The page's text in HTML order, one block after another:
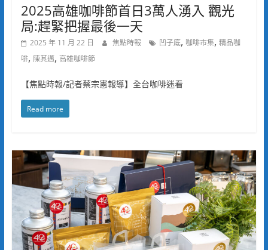
2025高雄咖啡節首日3萬人湧入 觀光
局:趕緊把握最後一天
2025 年 11 月 22 日 焦點時報 凹子底, 咖啡市集, 精品咖
啡, 陳其邁, 高雄咖啡節
【焦點時報/記者蔡宗憲報導】全台咖啡迷看
Read more